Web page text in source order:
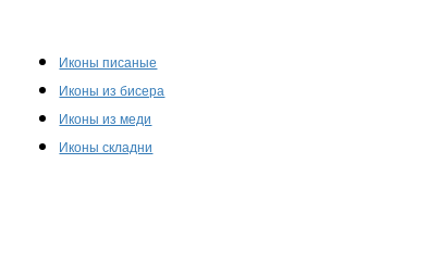
Иконы писаные
Иконы из бисера
Иконы из меди
Иконы складни